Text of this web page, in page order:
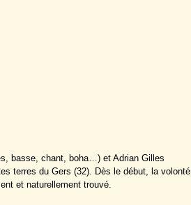
basse, chant, boha…) et Adrian Gilles
terres du Gers (32). Dès le début, la volonté
et naturellement trouvé.